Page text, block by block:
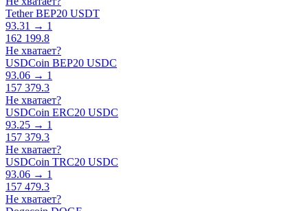
Tether BEP20 USDT
93.31 → 1
162 199.8
Не хватает?
USDCoin BEP20 USDC
93.06 → 1
157 379.3
Не хватает?
USDCoin ERC20 USDC
93.25 → 1
157 379.3
Не хватает?
USDCoin TRC20 USDC
93.06 → 1
157 479.3
Не хватает?